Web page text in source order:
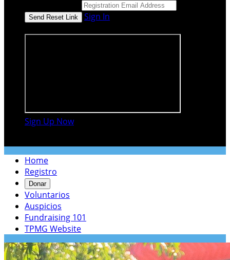
Sign In
Sign Up Now
Home
Registro
Donar
Voluntarios
Auspicios
Fundraising 101
TPMG Website